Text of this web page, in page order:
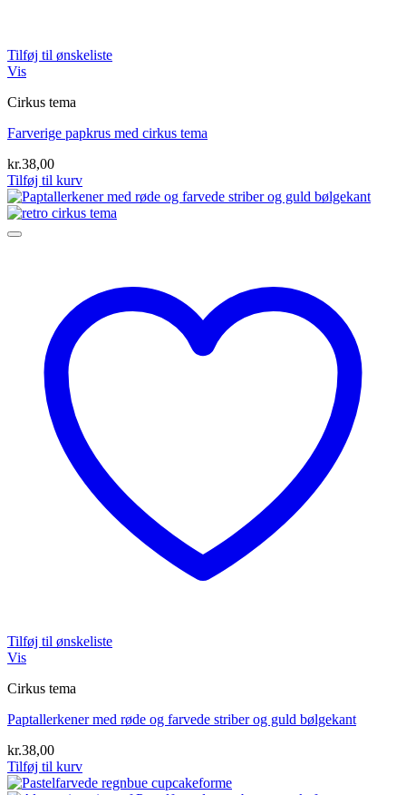
Tilføj til ønskeliste
Vis
Cirkus tema
Farverige papkrus med cirkus tema
kr.38,00
Tilføj til kurv
Tilføj til ønskeliste
Vis
Cirkus tema
Paptallerkener med røde og farvede striber og guld bølgekant
kr.38,00
Tilføj til kurv